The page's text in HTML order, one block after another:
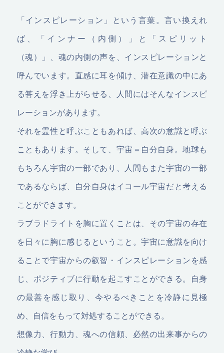
「インスピレーション」という言葉。言い換えれ
ば、「インナー（内側）」と「スピリット
（魂）」、魂の内側の声を、インスピレーションと
呼んでいます。直感に耳を傾け、潜在意識の中にあ
る答えを浮き上がらせる、人間にはそんなインスピ
レーションがあります。
それを霊性と呼ぶこともあれば、高次の意識と呼ぶ
こともあります。そして、宇宙＝自分自身。地球も
もちろん宇宙の一部であり、人間もまた宇宙の一部
であるならば、自分自身はイコール宇宙だと考える
ことができます。
ラブラドライトを胸に置くことは、その宇宙の存在
を日々に胸に感じるということ。宇宙に意識を向け
ることで宇宙からの叡智・インスピレーションを感
じ、ポジティブに行動を起こすことができる。自身
の最善を感じ取り、今やるべきことを冷静に見極
め、自信をもって対処することができる。
想像力、行動力、魂への信頼、必然の出来事からの